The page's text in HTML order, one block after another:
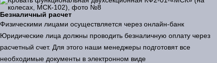
Безналичный расчет
Физическими лицами осуществляется через онлайн-банк
Юридические лица должны проводить безналичную оплату через
расчетный счет. Для этого наши менеджеры подготовят все
необходимые документы в электронном виде